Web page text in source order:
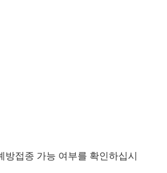
방접종 가능 여부를 확인하십시